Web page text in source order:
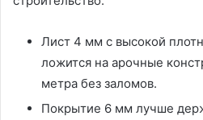
Лист 4 мм с высокой
ложится на арочные
метра без заломов.
Покрытие 6 мм лучше